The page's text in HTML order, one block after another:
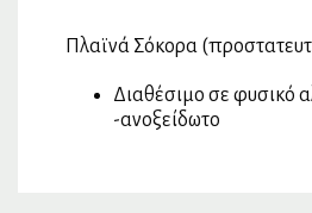
Πλαϊνά Σόκορα
Διαθέσιμο σε φυσικό
-ανοξείδωτο